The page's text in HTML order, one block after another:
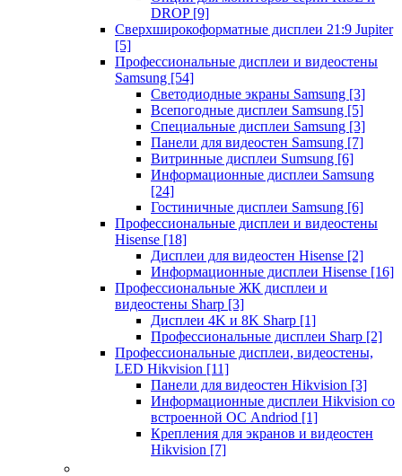
DROP [9]
Сверхширокоформатные дисплеи 21:9 Jupiter
[5]
Профессиональные дисплеи и видеостены
Samsung [54]
Светодиодные экраны Samsung [3]
Всепогодные дисплеи Samsung [5]
Специальные дисплеи Samsung [3]
Панели для видеостен Samsung [7]
Витринные дисплеи Sumsung [6]
Информационные дисплеи Samsung
[24]
Гостиничные дисплеи Samsung [6]
Профессиональные дисплеи и видеостены
Hisense [18]
Дисплеи для видеостен Hisense [2]
Информационные дисплеи Hisense [16]
Профессиональные ЖК дисплеи и
видеостены Sharp [3]
Дисплеи 4K и 8K Sharp [1]
Профессиональные дисплеи Sharp [2]
Профессиональные дисплеи, видеостены,
LED Hikvision [11]
Панели для видеостен Hikvision [3]
Информационные дисплеи Hikvision со
встроенной ОС Andriod [1]
Крепления для экранов и видеостен
Hikvision [7]